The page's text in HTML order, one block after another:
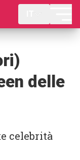
delle
celebrità